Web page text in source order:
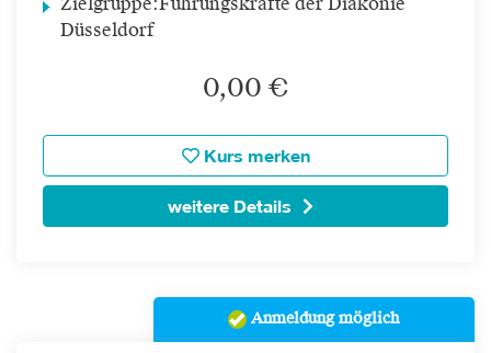
Zielgruppe:Führungskräfte der Diakonie
Düsseldorf
0,00 €
Kurs merken
weitere Details
Anmeldung möglich